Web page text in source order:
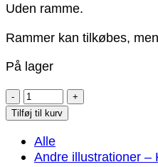
Uden ramme.
Rammer kan tilkøbes,
På lager
Spiselige
Vilde
Planter
–
Plakat
Tilføj til kurv
Alle
Andre illustrationer –